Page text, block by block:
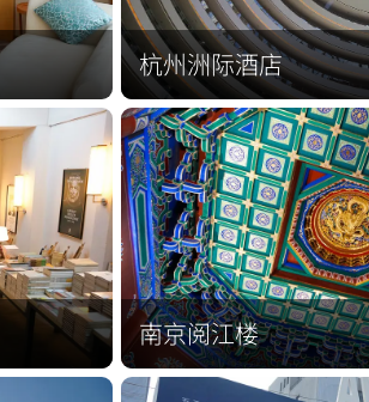
杭州洲际酒店
南京阅江楼